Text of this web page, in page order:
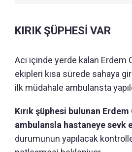
KIRIK ŞÜPHESİ VAR
Acı içinde yerde kalan Erdem
ekipleri kısa sürede sahaya
ilk müdahale ambulansta
Kırık şüphesi bulunan
ambulansla hastaneye sevk
durumunun yapılacak